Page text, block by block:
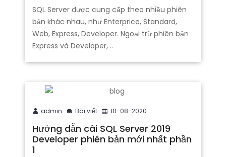
SQL Server được cung cấp theo nhiều phiên
bản khác nhau, như Enterprice, Standard,
Web, Express, Developer. Ngoại trừ phiên bản
Express và Developer, ..
admin Bài viết 10-08-2020
Hướng dẫn cài SQL Server 2019
Developer phiên bản mới nhất phần
1